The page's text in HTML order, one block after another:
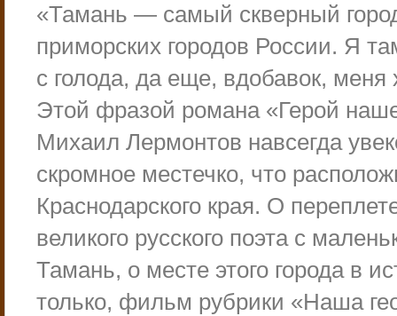
«Тамань — самый скверный
приморских городов России. Я
с голода, да еще, вдобавок, меня
Этой фразой романа «Герой
Михаил Лермонтов навсегда
скромное местечко, что
Краснодарского края. О
великого русского поэта с
Тамань, о месте этого города в
только, фильм рубрики «Наша